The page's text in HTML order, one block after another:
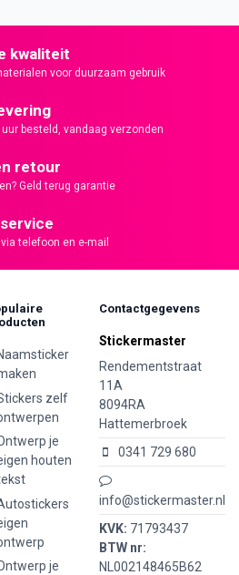
kwaliteit
voor duurzaam gebruik
besteld, vandaag verzonden
retour
Geld terug garantie
telefoon en e-mail
zelf
je
houten
je
Contactgegevens
Stickermaster
Rendementstraat
11A
8094RA
Hattemerbroek
0341 729 680
info@stickermaster.nl
KVK: 71793437
BTW nr:
NL002148465B62